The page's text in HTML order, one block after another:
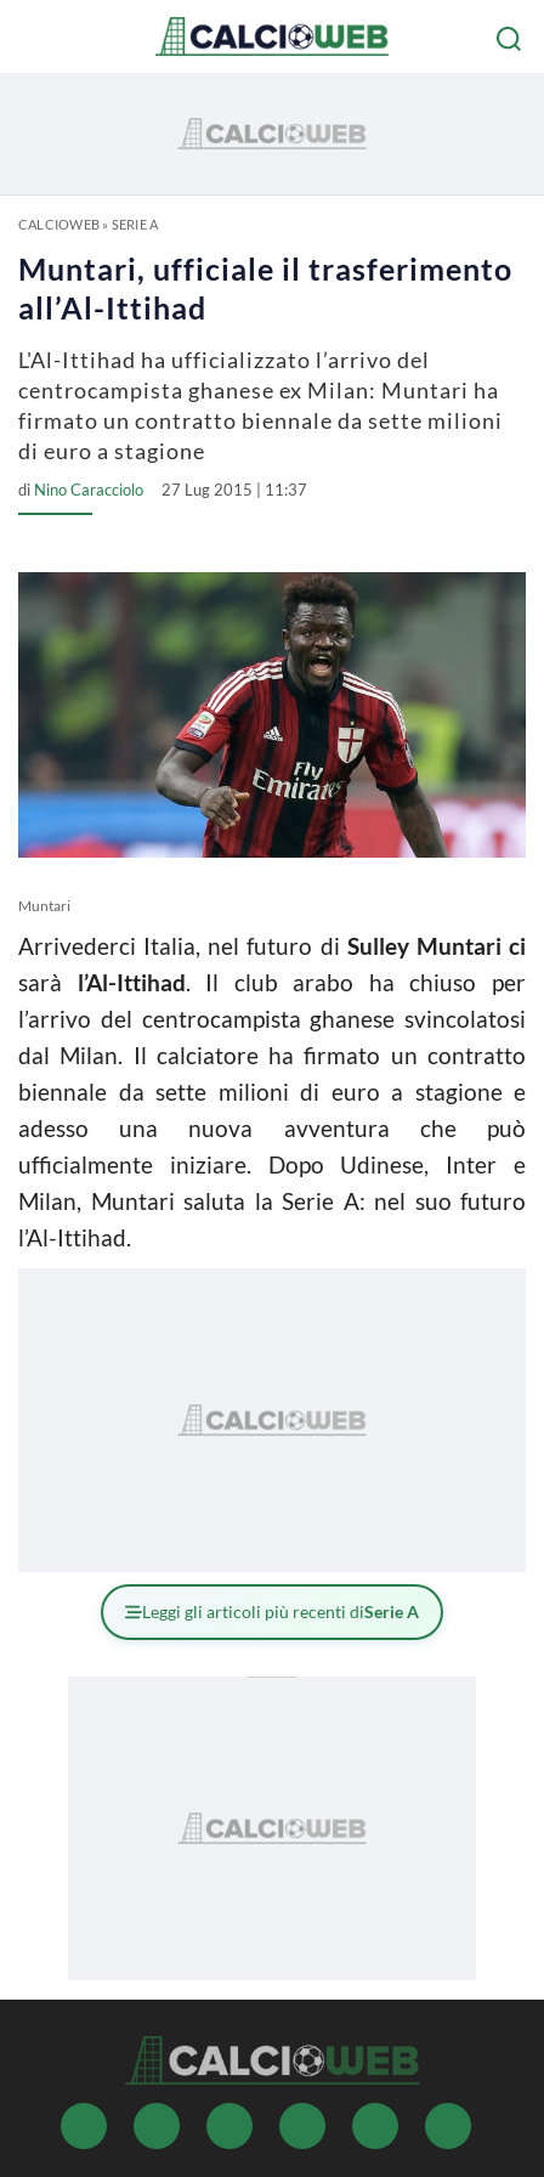
CALCIOWEB» SERIE A
Muntari, ufficiale il trasferimento
all’Al-Ittihad
L'Al-Ittihad ha ufficializzato l’arrivo del
centrocampista ghanese ex Milan: Muntari ha
firmato un contratto biennale da sette milioni
di euro a stagione
di Nino Caracciolo 27 Lug 2015 | 11:37
Muntari
Arrivederci Italia, nel futuro di Sulley Muntari ci
sarà l’Al-Ittihad. Il club arabo ha chiuso per
l’arrivo del centrocampista ghanese svincolatosi
dal Milan. Il calciatore ha firmato un contratto
biennale da sette milioni di euro a stagione e
adesso una nuova avventura che può
ufficialmente iniziare. Dopo Udinese, Inter e
Milan, Muntari saluta la Serie A: nel suo futuro
l’Al-Ittihad.
Leggi gli articoli più recenti diSerie A